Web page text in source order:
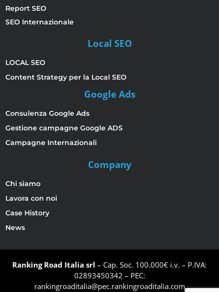
Report SEO
SEO Internazionale
Local SEO
LOCAL SEO
Content Strategy per la Local SEO
Google Ads
Consulenza Google Ads
Gestione campagne Google ADS
Campagne Internazionali
Company
Chi siamo
Lavora con noi
Case History
News
Ranking Road Italia srl – Cap. Soc. 100.000€ i.v. – P.IVA:
02893450342 – PEC:
rankingroaditalia@pec.rankingroaditalia.com